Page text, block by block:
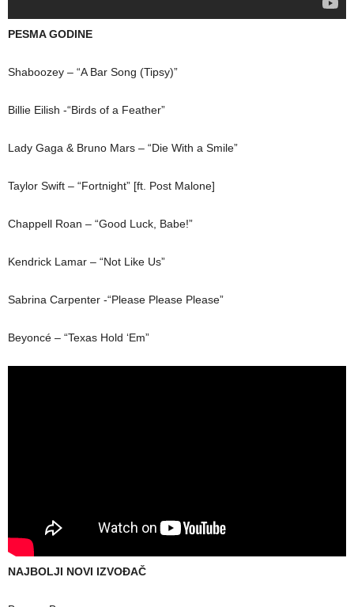
PESMA GODINE
Shaboozey – “A Bar Song (Tipsy)”
Billie Eilish -“Birds of a Feather”
Lady Gaga & Bruno Mars – “Die With a Smile”
Taylor Swift – “Fortnight” [ft. Post Malone]
Chappell Roan – “Good Luck, Babe!”
Kendrick Lamar – “Not Like Us”
Sabrina Carpenter -“Please Please Please”
Beyoncé – “Texas Hold ‘Em”
NAJBOLJI NOVI IZVOĐAČ